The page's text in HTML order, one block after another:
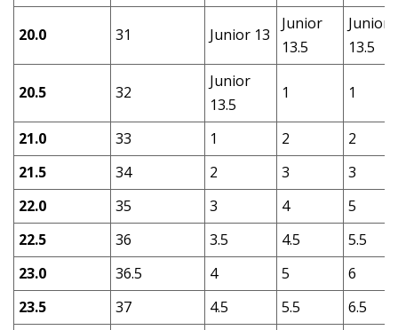
20.0 31 Junior 13
Junior
13.5
Junior
13.5
20.5 32
Junior
13.5
1 1
21.0 33 1 2
2
21.5
34 2 3
3
22.0
35 3 4
5
22.5
36 3.5 4.5
5.5
23.0
36.5 4 5
6
23.5
37 4.5 5.5
6.5